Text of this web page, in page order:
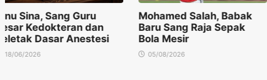
Mohamed Salah, Babak
Baru Sang Raja Sepak
Bola Mesir
05/08/2026
Kiai Marsudi Syuhud Siap
Maju Calon Ketum di
Muktamar ke-35
04/08/2026